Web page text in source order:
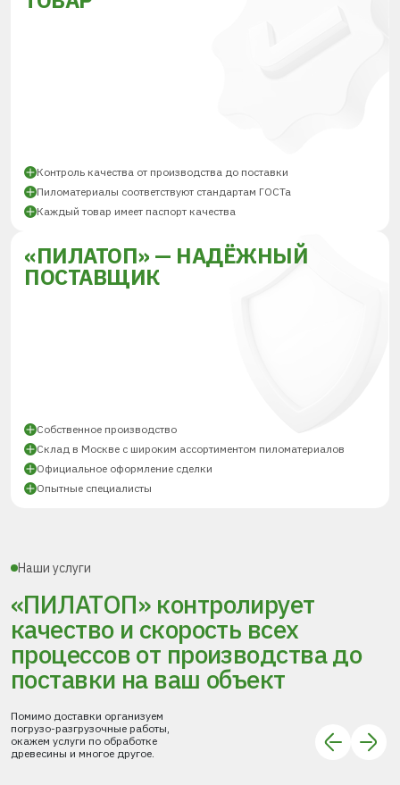
Контроль качества от производства до поставки
Пиломатериалы соответствуют стандартам ГОСТа
Каждый товар имеет паспорт качества
«ПИЛАТОП» — НАДЁЖНЫЙ
ПОСТАВЩИК
Собственное производство
Склад в Москве с широким ассортиментом пиломатериалов
Официальное оформление сделки
Опытные специалисты
Наши услуги
«ПИЛАТОП» контролирует
качество и скорость всех
процессовот производства до
поставки на ваш объект
Помимо доставки организуем
погрузо-разгрузочные работы,
окажем услуги по обработке
древесины и многое другое.